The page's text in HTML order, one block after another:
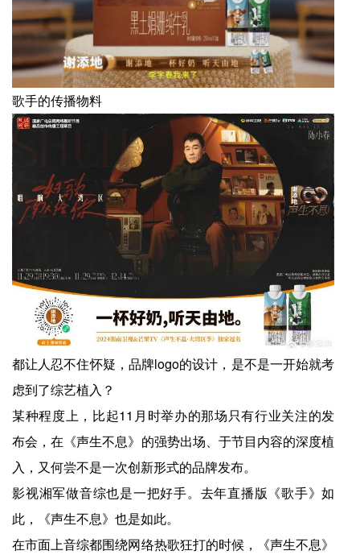
歌手的传播物料
都让人忍不住怀疑，品牌logo的设计，是不是一开始就考
虑到了综艺植入？
某种程度上，比起11月时举办的那场只有行业关注的发
布会，在《声生不息》的强势出场、于节目内容的深度植
入，又何尝不是一次创新形式的品牌发布。
影视湘军做音综也是一把好手。去年直播版《歌手》如
此，《声生不息》也是如此。
在市面上音综都围绕网络热歌狂打的时候，《声生不息》